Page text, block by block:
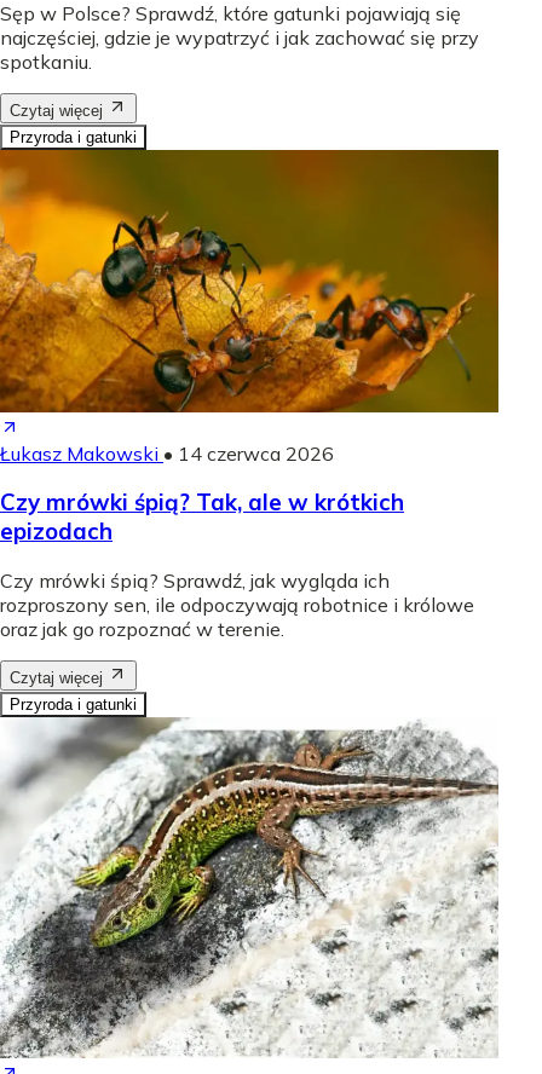
Sęp w Polsce? Sprawdź, które gatunki pojawiają się
najczęściej, gdzie je wypatrzyć i jak zachować się przy
spotkaniu.
Czytaj więcej
Przyroda i gatunki
Łukasz Makowski • 14 czerwca 2026
Czy mrówki śpią? Tak, ale w krótkich
epizodach
Czy mrówki śpią? Sprawdź, jak wygląda ich
rozproszony sen, ile odpoczywają robotnice i królowe
oraz jak go rozpoznać w terenie.
Czytaj więcej
Przyroda i gatunki